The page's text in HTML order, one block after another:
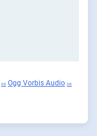
0 B Ogg Vorbis Audio 0 B